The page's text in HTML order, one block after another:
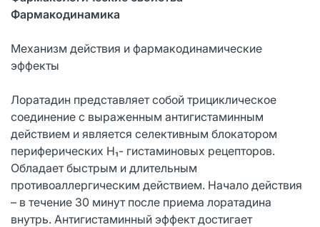
Фармакодинамика
Механизм действия и фармакодинамические
эффекты
Лоратадин представляет собой трициклическое
соединение с выраженным антигистаминным
действием и является селективным блокатором
периферических Н₁- гистаминовых рецепторов.
Обладает быстрым и длительным
противоаллергическим действием. Начало действия
– в течение 30 минут после приема лоратадина
внутрь. Антигистаминный эффект достигает